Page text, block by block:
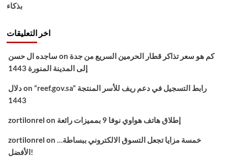
بذكاء
اخر التعليقات
ساجده ال حسن on كم هو سعر تذاكر قطار الحرمين السريع من جدة
إلى المدينة المنورة 1443
دلالon “reef.gov.sa” رابط التسجيل في دعم ريف للأسر المنتجة
1443
zortilonrel on إطلاق هاتف هواوي نوفا 9 بمميزات رائعة
zortilonrel on خمسة مزايا تجعل التسوق الالكتروني ببساطة…
الأفضل!